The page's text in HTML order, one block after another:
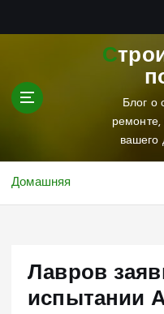
Строительный
Блог о
ремонте,
вашего
Домашняя
Лавров
испытании